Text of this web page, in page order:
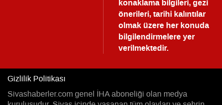
konaklama bilgileri, gezi
önerileri, tarihi kalıntılar
olmak üzere her konuda
bilgilendirmelere yer
verilmektedir.
Gizlilik Politikası
Sivashaberler.com genel İHA aboneliği olan medya